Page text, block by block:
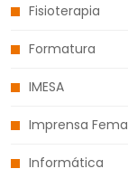
Fisioterapia
Formatura
IMESA
Imprensa Fema
Informática